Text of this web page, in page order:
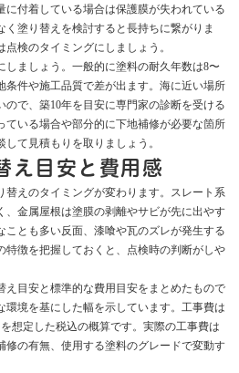
に付着している場合は保護膜が失われている
塗り替えを検討すると長持ちに繋がりま
検のタイミングにしましょう。
しましょう。一般的に塗料の耐久年数は8〜
条件や施工品質で差が出ます。海に近い場所
で、築10年を目安に専門家の診断を受ける
ている場合や部分的に下地補修が必要な箇所
て見積もりを取りましょう。
え目安と費用感
替えのタイミングが変わります。スレート系
、金属屋根は塗膜の剥離やサビが先に出やす
ことも多い反面、漆喰や瓦のズレが発生する
特徴を把握しておくと、点検時の判断がしや
え目安と標準的な費用目安をまとめたもので
環境を基にした幅を示しています。工事費は
想定した税込の概算です。実際の工事費は
修の有無、使用する塗料のグレードで変動す